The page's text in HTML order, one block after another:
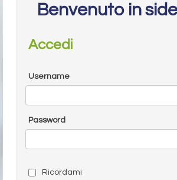
Benvenuto in
Accedi
Username
Password
Ricordami